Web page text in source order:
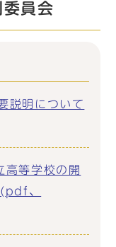
員会
明について
等学校の開
、